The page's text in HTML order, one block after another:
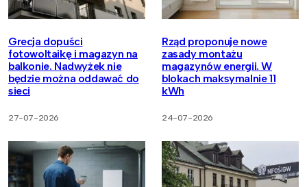
Grecja dopuści
fotowoltaikę i magazyn na
balkonie. Nadwyżek nie
będzie można oddawać do
sieci
27-07-2026
Rząd proponuje nowe
zasady montażu
magazynów energii. W
blokach maksymalnie 11
kWh
24-07-2026